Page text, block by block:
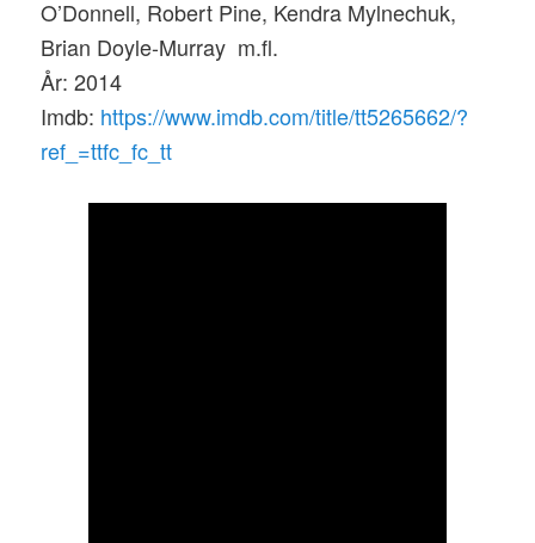
O’Donnell, Robert Pine, Kendra Mylnechuk,
Brian Doyle-Murray m.fl.
År: 2014
Imdb: https://www.imdb.com/title/tt5265662/?
ref_=ttfc_fc_tt